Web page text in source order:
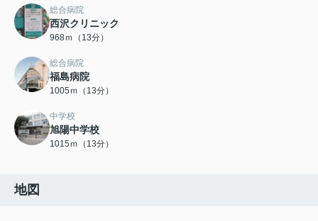
総合病院
西沢クリニック
968ｍ（13分）
総合病院
福島病院
1005ｍ（13分）
中学校
旭陽中学校
1015ｍ（13分）
地図